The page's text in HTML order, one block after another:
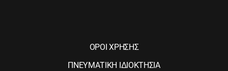
ΟΡΟΙ ΧΡΗΣΗΣ
ΠΝΕΥΜΑΤΙΚΗ ΙΔΙΟΚΤΗΣΙΑ